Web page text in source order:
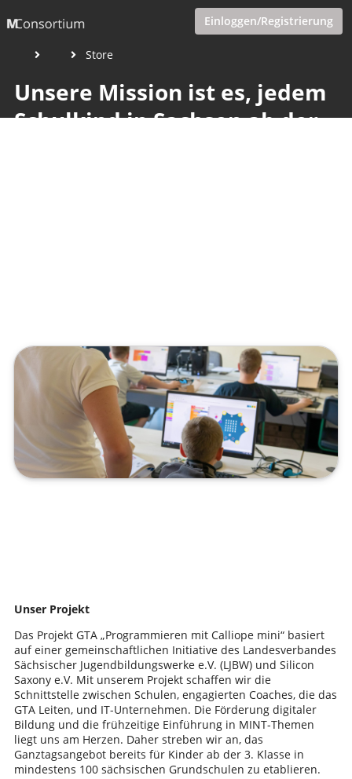
Einloggen/Registrierung
Store
Unsere Mission ist es, jedem
Schulkind in Sachsen ab der
Unser Projekt
Das Projekt GTA „Programmieren mit Calliope mini“ basiert
auf einer gemeinschaftlichen Initiative des Landesverbandes
Sächsischer Jugendbildungswerke e.V. (LJBW) und Silicon
Saxony e.V. Mit unserem Projekt schaffen wir die
Schnittstelle zwischen Schulen, engagierten Coaches, die das
GTA Leiten, und IT-Unternehmen. Die Förderung digitaler
Bildung und die frühzeitige Einführung in MINT-Themen
liegt uns am Herzen. Daher streben wir an, das
Ganztagsangebot bereits für Kinder ab der 3. Klasse in
mindestens 100 sächsischen Grundschulen zu etablieren.